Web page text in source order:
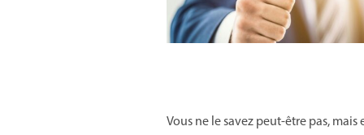
Vous ne le savez peut-être pas, mais